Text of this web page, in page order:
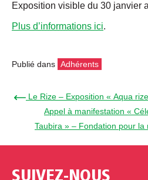
Exposition visible du 30 janvier
Plus d’informations ici.
Publié dans Adhérents
← Le Rize – Exposition « Aqua
Appel à manifestation «
Taubira » – Fondation pour